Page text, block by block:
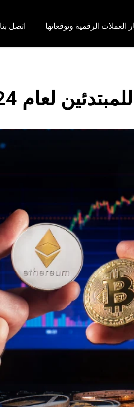
العملات الرقمية وتوقعاتها اتصل بنا
لعام 2024